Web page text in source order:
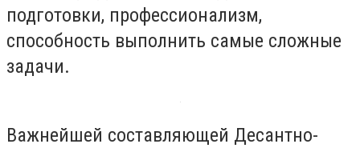
подготовки, профессионализм,
способность выполнить самые сложные
задачи.
Важнейшей составляющей Десантно-